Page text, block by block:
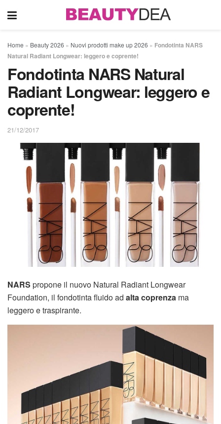
Home » Beauty 2026 » Nuovi prodotti make up 2026 » Fondotinta NARS
Natural Radiant Longwear: leggero e coprente!
Fondotinta NARS Natural
Radiant Longwear: leggero e
coprente!
21/12/2017
NARS propone il nuovo Natural Radiant Longwear
Foundation, il fondotinta fluido ad alta coprenza ma
leggero e traspirante.